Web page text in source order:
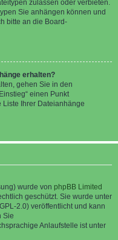
zulassen oder verbieten.
Sie anhängen können und
bitte an die Board-
erhalten?
gehen Sie in den
einen Punkt
Liste Ihrer Dateianhänge
wurde von phpBB Limited
geschützt. Sie wurde unter
2.0) veröffentlicht und kann
Sie
Anlaufstelle ist unter